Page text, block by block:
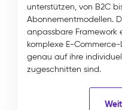
unterstützen, von B2C
Abonnementmodellen.
anpassbare Framework
komplexe E-
genau auf ihre
zugeschnitten sind.